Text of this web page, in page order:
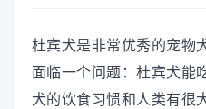
杜宾犬是非常优秀的宠物
面临一个问题：杜宾犬能
犬的饮食习惯和人类有很